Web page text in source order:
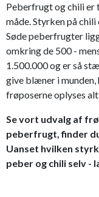
Peberfrugt og chili
måde. Styrken på
Søde peberfrugter
omkring de 500 -
1.500.000 og er så
give blæner i munden,
frøposerne oplyses
Se vort udvalg af
peberfrugt, finder
Uanset hvilken
peber og chili selv -